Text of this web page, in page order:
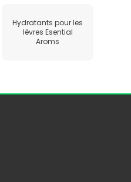
Hydratants pour les
lèvres Esential
Aroms